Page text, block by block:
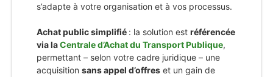
s’adapte à votre organisation et à vos processus.
Achat public simplifié : la solution est référencée
via laCentrale d’Achat du Transport Publique,
permettant – selon votre cadre juridique – une
acquisition sans appel d’offres et un gain de